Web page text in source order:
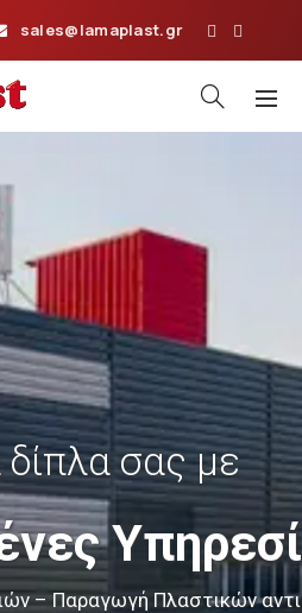
sales@lamaplast.gr
δίπλα σας με
– Παραγωγή Πλαστικών